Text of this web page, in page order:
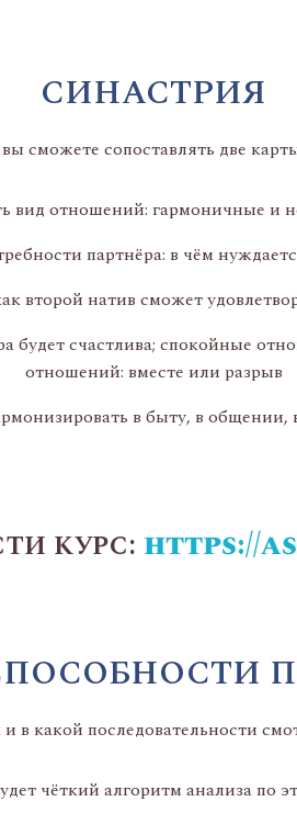
СИНАСТРИЯ
вы сможете сопоставлять две
вид отношений: гармоничные и
партнёра: в чём
второй натив сможет
счастлива; спокойные
отношений: вместе или разрыв
в быту, в
курс: https://
в какой последовательности
чёткий алгоритм анализа по